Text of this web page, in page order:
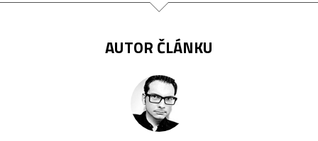
AUTOR ČLÁNKU